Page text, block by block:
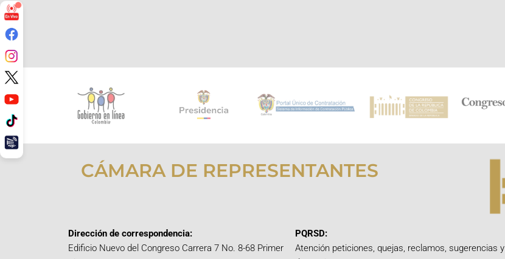
CÁMARA DE REPRESENTANTES
Dirección de correspondencia:
Edificio Nuevo del Congreso Carrera 7 No. 8-68 Primer
PQRSD:
Atención peticiones, quejas, reclamos, sugerencias y